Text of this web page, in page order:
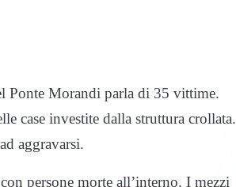
Ponte Morandi parla di 35 vittime.
case investite dalla struttura crollata.
aggravarsi.
persone morte all’interno. I mezzi